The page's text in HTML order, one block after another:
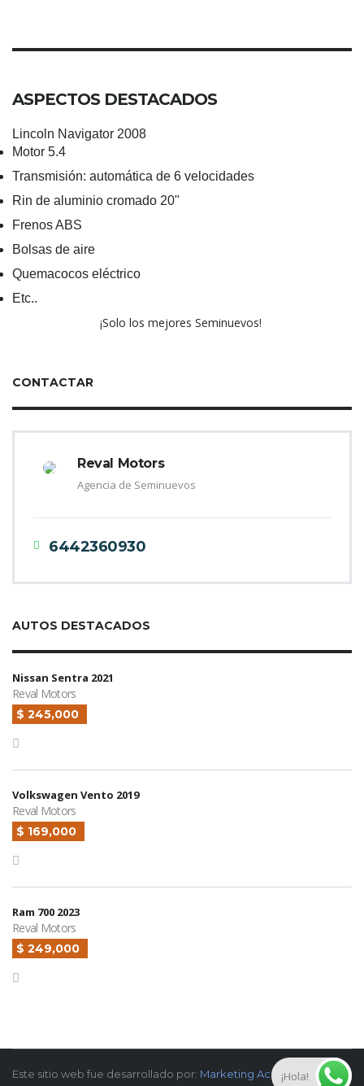
ASPECTOS DESTACADOS
Lincoln Navigator 2008
Motor 5.4
Transmisión: automática de 6 velocidades
Rin de aluminio cromado 20"
Frenos ABS
Bolsas de aire
Quemacocos eléctrico
Etc..
¡Solo los mejores Seminuevos!
CONTACTAR
Reval Motors
Agencia de Seminuevos
6442360930
AUTOS DESTACADOS
Nissan Sentra 2021
Reval Motors
$ 245,000
Volkswagen Vento 2019
Reval Motors
$ 169,000
Ram 700 2023
Reval Motors
$ 249,000
Este sitio web fue desarrollado por: Marketing Academia
¡Hola!